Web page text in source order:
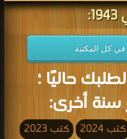
حاليًا ؛
سنة أخرى:
كتب 2024
كتب 2023